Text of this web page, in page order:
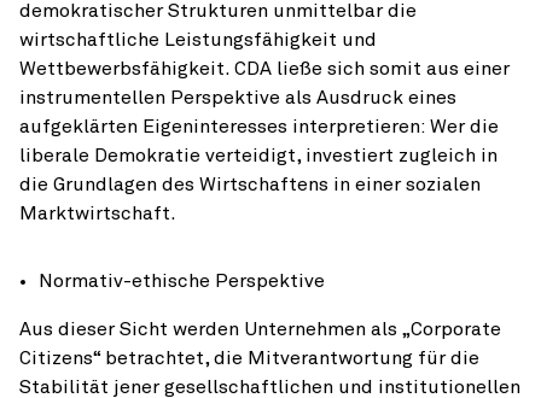
demokratischer Strukturen unmittelbar die
wirtschaftliche Leistungsfähigkeit und
Wettbewerbsfähigkeit. CDA ließe sich somit aus einer
instrumentellen Perspektive als Ausdruck eines
aufgeklärten Eigeninteresses interpretieren: Wer die
liberale Demokratie verteidigt, investiert zugleich in
die Grundlagen des Wirtschaftens in einer sozialen
Marktwirtschaft.
Normativ-ethische Perspektive
Aus dieser Sicht werden Unternehmen als „Corporate
Citizens“ betrachtet, die Mitverantwortung für die
Stabilität jener gesellschaftlichen und institutionellen